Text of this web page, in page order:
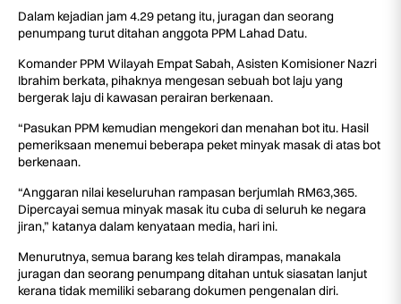
Dalam kejadian jam 4.29 petang itu, juragan dan seorang
penumpang turut ditahan anggota PPM Lahad Datu.
Komander PPM Wilayah Empat Sabah, Asisten Komisioner Nazri
Ibrahim berkata, pihaknya mengesan sebuah bot laju yang
bergerak laju di kawasan perairan berkenaan.
“Pasukan PPM kemudian mengekori dan menahan bot itu. Hasil
pemeriksaan menemui beberapa peket minyak masak di atas bot
berkenaan.
“Anggaran nilai keseluruhan rampasan berjumlah RM63,365.
Dipercayai semua minyak masak itu cuba di seluruh ke negara
jiran,” katanya dalam kenyataan media, hari ini.
Menurutnya, semua barang kes telah dirampas, manakala
juragan dan seorang penumpang ditahan untuk siasatan lanjut
kerana tidak memiliki sebarang dokumen pengenalan diri.